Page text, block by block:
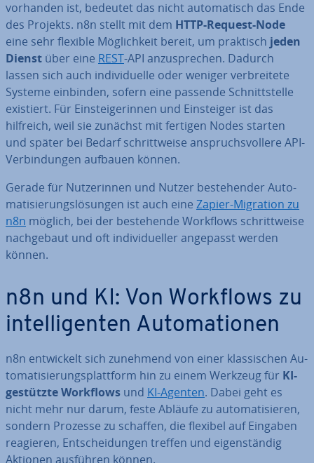
vorhanden ist, bedeutet das nicht au­to­ma­tisch das Ende
des Projekts. n8n stellt mit dem HTTP-Request-Node
eine sehr flexible Mög­lich­keit bereit, um praktisch jeden
Dienst über eine REST-API an­zu­spre­chen. Dadurch
lassen sich auch in­di­vi­du­el­le oder weniger ver­brei­te­te
Systeme einbinden, sofern eine passende Schnitt­stel­le
existiert. Für Ein­stei­ge­rin­nen und Ein­stei­ger ist das
hilfreich, weil sie zunächst mit fertigen Nodes starten
und später bei Bedarf schritt­wei­se an­spruchs­vol­le­re API-
Ver­bin­dun­gen aufbauen können.
Gerade für Nut­ze­rin­nen und Nutzer be­stehen­der Au­to­
ma­ti­sie­rungs­lö­sun­gen ist auch eine Zapier-Migration zu
n8n möglich, bei der be­stehen­de Workflows schritt­wei­se
nach­ge­baut und oft in­di­vi­du­el­ler angepasst werden
können.
n8n und KI: Von Workflows zu
in­tel­li­gen­ten Au­to­ma­tio­nen
n8n ent­wi­ckelt sich zunehmend von einer klas­si­schen Au­
to­ma­ti­sie­rungs­platt­form hin zu einem Werkzeug für KI-
gestützte Workflows und KI-Agenten. Dabei geht es
nicht mehr nur darum, feste Abläufe zu au­to­ma­ti­sie­ren,
sondern Prozesse zu schaffen, die flexibel auf Eingaben
reagieren, Ent­schei­dun­gen treffen und ei­gen­stän­dig
Aktionen ausführen können.